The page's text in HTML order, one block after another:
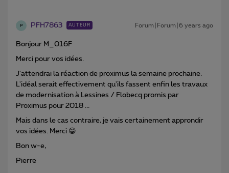
P PFH7863 AUTEUR Forum|Forum|6 years ago
Bonjour M_016F
Merci pour vos idées.
J'attendrai la réaction de proximus la semaine prochaine.
L'idéal serait effectivement qu'ils fassent enfin les travaux
de modernisation à Lessines / Flobecq promis par
Proximus pour 2018 ...
Mais dans le cas contraire, je vais certainement approndir
vos idées. Merci 😁
Bon w-e,
Pierre